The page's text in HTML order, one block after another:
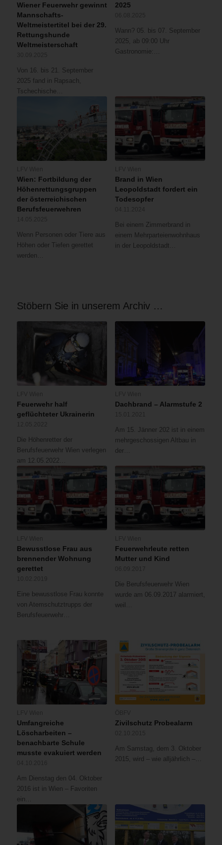
Wiener Feuerwehr gewinnt
Mannschafts-
Weltmeistertitel bei der 29.
Rettungshunde
Weltmeisterschaft
Von 16. bis 21. September
2025 fand in Rapsach,
Tschechische…
2025
Wann? 05. bis 07. September
2025, ab 09:00 Uhr
Gastronomie:…
Wien: Fortbildung der
Höhenrettungsgruppen
der österreichischen
Berufsfeuerwehren
Wenn Personen oder Tiere aus
Höhen oder Tiefen gerettet
werden…
Brand in Wien
Leopoldstadt fordert ein
Todesopfer
Bei einem Zimmerbrand in
einem Mehrparteienwohnhaus
in der Leopoldstadt…
Stöbern Sie in unserem Archiv …
Feuerwehr half
geflüchteter Ukrainerin
Die Höhenretter der
Berufsfeuerwehr Wien verlegen
am 12.05.2022…
Dachbrand – Alarmstufe 2
Am 15. Jänner 202 ist in einem
mehrgeschossigen Altbau in
der…
Bewusstlose Frau aus
brennender Wohnung
gerettet
Eine bewusstlose Frau konnte
von Atemschutztrupps der
Berufsfeuerwehr…
Feuerwehrleute retten
Mutter und Kind
Die Berufsfeuerwehr Wien
wurde am 06.09.2017 alarmiert,
weil…
Umfangreiche
Löscharbeiten –
benachbarte Schule
musste evakuiert werden
Am Dienstag den 04. Oktober
2016 ist in Wien – Favoriten
ein…
Zivilschutz Probealarm
Am Samstag, dem 3. Oktober
2015, wird – wie alljährlich –…